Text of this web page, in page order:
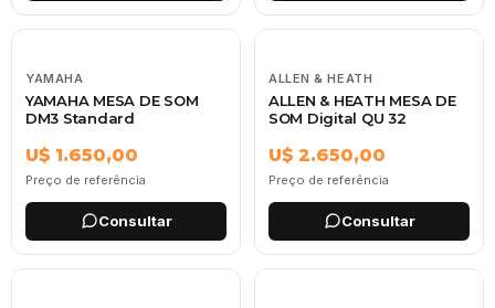
YAMAHA
YAMAHA MESA DE SOM
DM3 Standard
U$ 1.650,00
Preço de referência
Consultar
ALLEN & HEATH
ALLEN & HEATH MESA DE
SOM Digital QU 32
U$ 2.650,00
Preço de referência
Consultar